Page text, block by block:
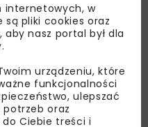
internetowych, w
są pliki cookies oraz
nasz portal był dla
urządzeniu, które
funkcjonalności
ulepszać
oraz
Ciebie treści i